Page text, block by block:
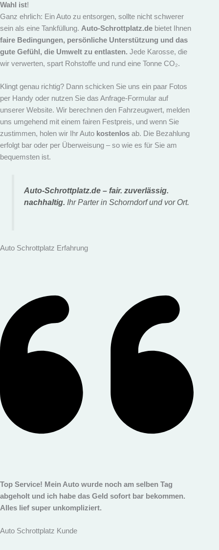
Wahl ist!
Ganz ehrlich: Ein Auto zu entsorgen, sollte nicht schwerer
sein als eine Tankfüllung. Auto-Schrottplatz.de bietet Ihnen
faire Bedingungen, persönliche Unterstützung und das
gute Gefühl, die Umwelt zu entlasten. Jede Karosse, die
wir verwerten, spart Rohstoffe und rund eine Tonne CO₂.
Klingt genau richtig? Dann schicken Sie uns ein paar Fotos
per Handy oder nutzen Sie das Anfrage-Formular auf
unserer Website. Wir berechnen den Fahrzeugwert, melden
uns umgehend mit einem fairen Festpreis, und wenn Sie
zustimmen, holen wir Ihr Auto kostenlos ab. Die Bezahlung
erfolgt bar oder per Überweisung – so wie es für Sie am
bequemsten ist.
Auto-Schrottplatz.de – fair. zuverlässig.
nachhaltig. Ihr Parter in Schorndorf und vor Ort.
Auto Schrottplatz Erfahrung
Top Service! Mein Auto wurde noch am selben Tag
abgeholt und ich habe das Geld sofort bar bekommen.
Alles lief super unkompliziert.
Auto Schrottplatz Kunde